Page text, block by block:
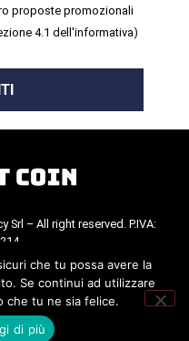
proposte promozionali
4.1 dell'informativa)
– All right reserved. P.IVA:
Policy.
che tu possa avere la
Se continui ad utilizzare
che tu ne sia felice.
di più